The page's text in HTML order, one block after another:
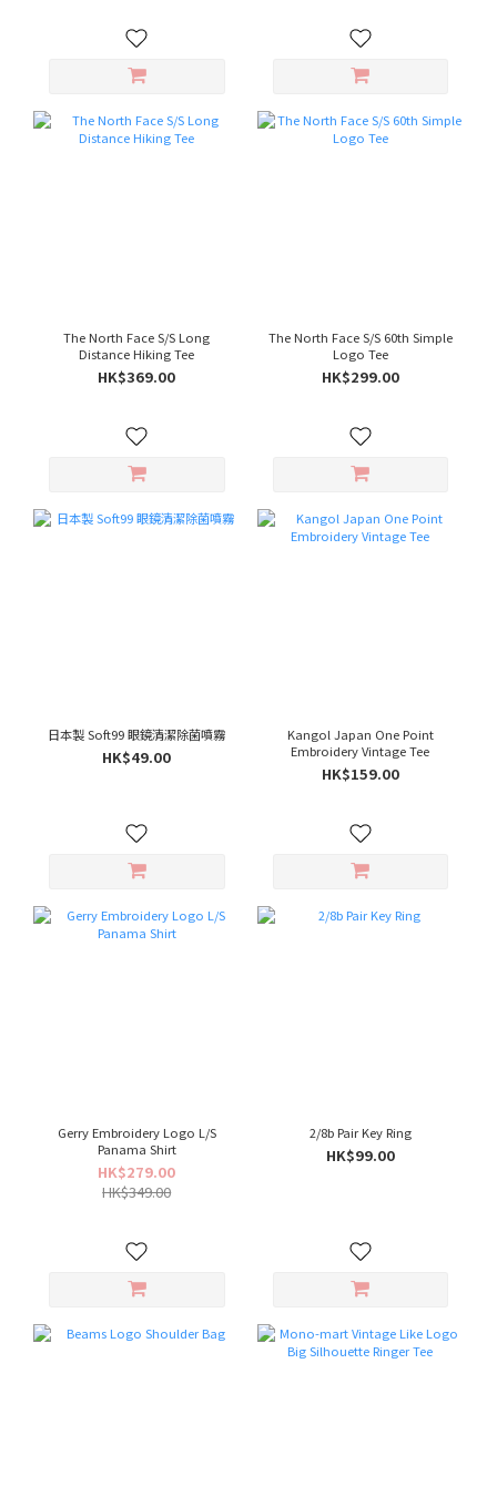
The North Face S/S Long
Distance Hiking Tee
HK$369.00
The North Face S/S 60th Simple
Logo Tee
HK$299.00
日本製 Soft99 眼鏡清潔除菌噴霧
HK$49.00
Kangol Japan One Point
Embroidery Vintage Tee
HK$159.00
Gerry Embroidery Logo L/S
Panama Shirt
HK$279.00
HK$349.00
2/8b Pair Key Ring
HK$99.00